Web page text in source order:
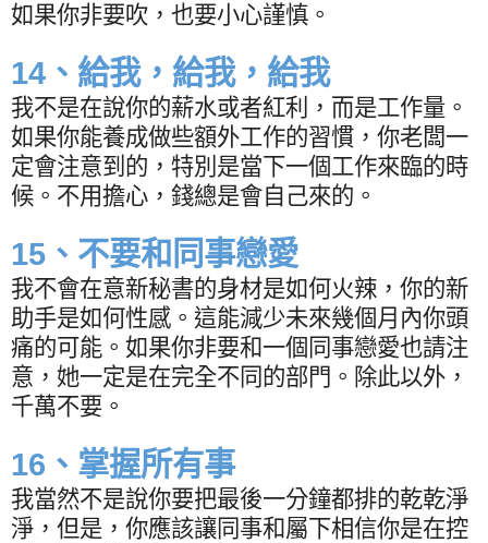
如果你非要吹，也要小心謹慎。
14 、給我，給我，給我
我不是在說你的薪水或者紅利，而是工作量。
如果你能養成做些額外工作的習慣，你老闆一
定會注意到的，特別是當下一個工作來臨的時
候。不用擔心，錢總是會自己來的。
15 、不要和同事戀愛
我不會在意新秘書的身材是如何火辣，你的新
助手是如何性感。這能減少未來幾個月內你頭
痛的可能。如果你非要和一個同事戀愛也請注
意，她一定是在完全不同的部門。除此以外，
千萬不要。
16 、掌握所有事
我當然不是說你要把最後一分鐘都排的乾乾淨
淨，但是，你應該讓同事和屬下相信你是在控